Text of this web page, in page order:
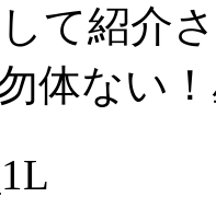
て紹介
体ない